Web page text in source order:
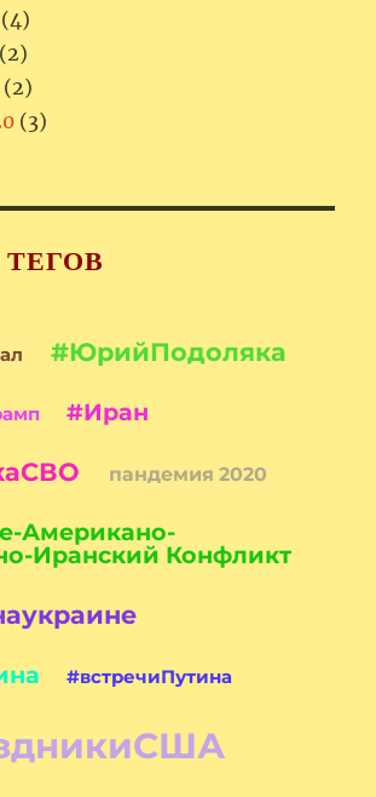
(4)
(2)
(2)
(3)
#ЮрийПодоляка
#Иран
пандемия 2020
Американо-
Иранский Конфликт
#встречиПутина